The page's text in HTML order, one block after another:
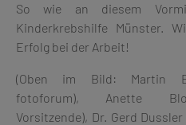
So wie an diesem
Kinderkrebshilfe Münster.
Erfolg bei der Arbeit!
(Oben im Bild: Martin
fotoforum), Anette
Vorsitzende), Dr. Gerd